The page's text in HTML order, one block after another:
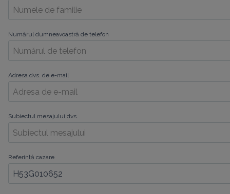
Numărul dumneavoastră de telefon
Adresa dvs. de e-mail
Subiectul mesajului dvs.
Referință cazare